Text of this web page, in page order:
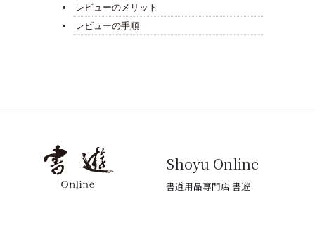
レビューのメリット
レビューの手順
Shoyu Online
書道用品専門店 書遊